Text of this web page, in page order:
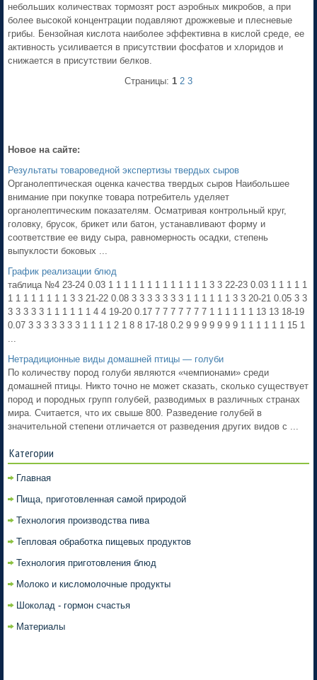
небольших количествах тормозят рост аэробных микробов, а при
более высокой концентрации подавляют дрожжевые и плесневые
грибы. Бензойная кислота наиболее эффективна в кислой среде, ее
активность усиливается в присутствии фосфатов и хлоридов и
снижается в присутствии белков.
Страницы: 1 2 3
Новое на сайте:
Результаты товароведной экспертизы твердых сыров
Органолептическая оценка качества твердых сыров Наибольшее
внимание при покупке товара потребитель уделяет
органолептическим показателям. Осматривая контрольный круг,
головку, брусок, брикет или батон, устанавливают форму и
соответствие ее виду сыра, равномерность осадки, степень
выпуклости боковых ...
График реализации блюд
таблица №4 23-24 0.03 1 1 1 1 1 1 1 1 1 1 1 1 1 3 3 22-23 0.03 1 1 1 1 1
1 1 1 1 1 1 1 1 3 3 21-22 0.08 3 3 3 3 3 3 3 1 1 1 1 1 1 3 3 20-21 0.05 3 3
3 3 3 3 3 1 1 1 1 1 1 4 4 19-20 0.17 7 7 7 7 7 7 7 1 1 1 1 1 1 13 13 18-19
0.07 3 3 3 3 3 3 3 1 1 1 1 2 1 8 8 17-18 0.2 9 9 9 9 9 9 9 1 1 1 1 1 1 15 1
...
Нетрадиционные виды домашней птицы — голуби
По количеству пород голуби являются «чемпионами» среди
домашней птицы. Никто точно не может сказать, сколько существует
пород и породных групп голубей, разводимых в различных странах
мира. Считается, что их свыше 800. Разведение голубей в
значительной степени отличается от разведения других видов с ...
Категории
Главная
Пища, приготовленная самой природой
Технология производства пива
Тепловая обработка пищевых продуктов
Технология приготовления блюд
Молоко и кисломолочные продукты
Шоколад - гормон счастья
Материалы